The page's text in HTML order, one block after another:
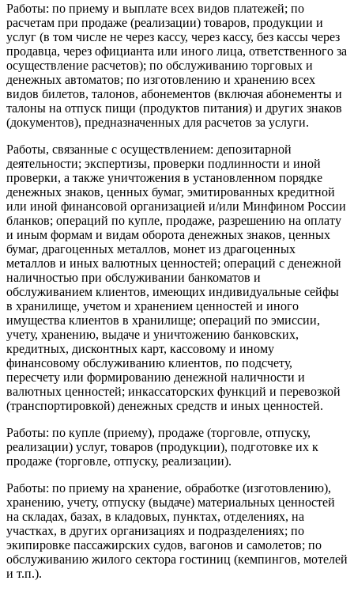
Работы: по приему и выплате всех видов платежей; по
расчетам при продаже (реализации) товаров, продукции и
услуг (в том числе не через кассу, через кассу, без кассы через
продавца, через официанта или иного лица, ответственного за
осуществление расчетов); по обслуживанию торговых и
денежных автоматов; по изготовлению и хранению всех
видов билетов, талонов, абонементов (включая абонементы и
талоны на отпуск пищи (продуктов питания) и других знаков
(документов), предназначенных для расчетов за услуги.
Работы, связанные с осуществлением: депозитарной
деятельности; экспертизы, проверки подлинности и иной
проверки, а также уничтожения в установленном порядке
денежных знаков, ценных бумаг, эмитированных кредитной
или иной финансовой организацией и/или Минфином России
бланков; операций по купле, продаже, разрешению на оплату
и иным формам и видам оборота денежных знаков, ценных
бумаг, драгоценных металлов, монет из драгоценных
металлов и иных валютных ценностей; операций с денежной
наличностью при обслуживании банкоматов и
обслуживанием клиентов, имеющих индивидуальные сейфы
в хранилище, учетом и хранением ценностей и иного
имущества клиентов в хранилище; операций по эмиссии,
учету, хранению, выдаче и уничтожению банковских,
кредитных, дисконтных карт, кассовому и иному
финансовому обслуживанию клиентов, по подсчету,
пересчету или формированию денежной наличности и
валютных ценностей; инкассаторских функций и перевозкой
(транспортировкой) денежных средств и иных ценностей.
Работы: по купле (приему), продаже (торговле, отпуску,
реализации) услуг, товаров (продукции), подготовке их к
продаже (торговле, отпуску, реализации).
Работы: по приему на хранение, обработке (изготовлению),
хранению, учету, отпуску (выдаче) материальных ценностей
на складах, базах, в кладовых, пунктах, отделениях, на
участках, в других организациях и подразделениях; по
экипировке пассажирских судов, вагонов и самолетов; по
обслуживанию жилого сектора гостиниц (кемпингов, мотелей
и т.п.).